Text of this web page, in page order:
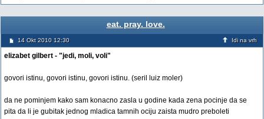
eat. pray. love.
14 Okt 2010 12:30 Idi na vrh
elizabet gilbert - "jedi, moli, voli"
govori istinu, govori istinu, govori istinu. (seril luiz moler)
da ne pominjem kako sam konacno zasla u godine kada zena pocinje da se
pita da li je gubitak jednog mladica tamnih ociju zaista mudro preboleti